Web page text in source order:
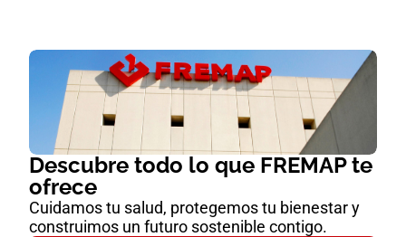
Descubre todo lo que FREMAP te
ofrece
Cuidamos tu salud, protegemos tu bienestar y
construimos un futuro sostenible contigo.